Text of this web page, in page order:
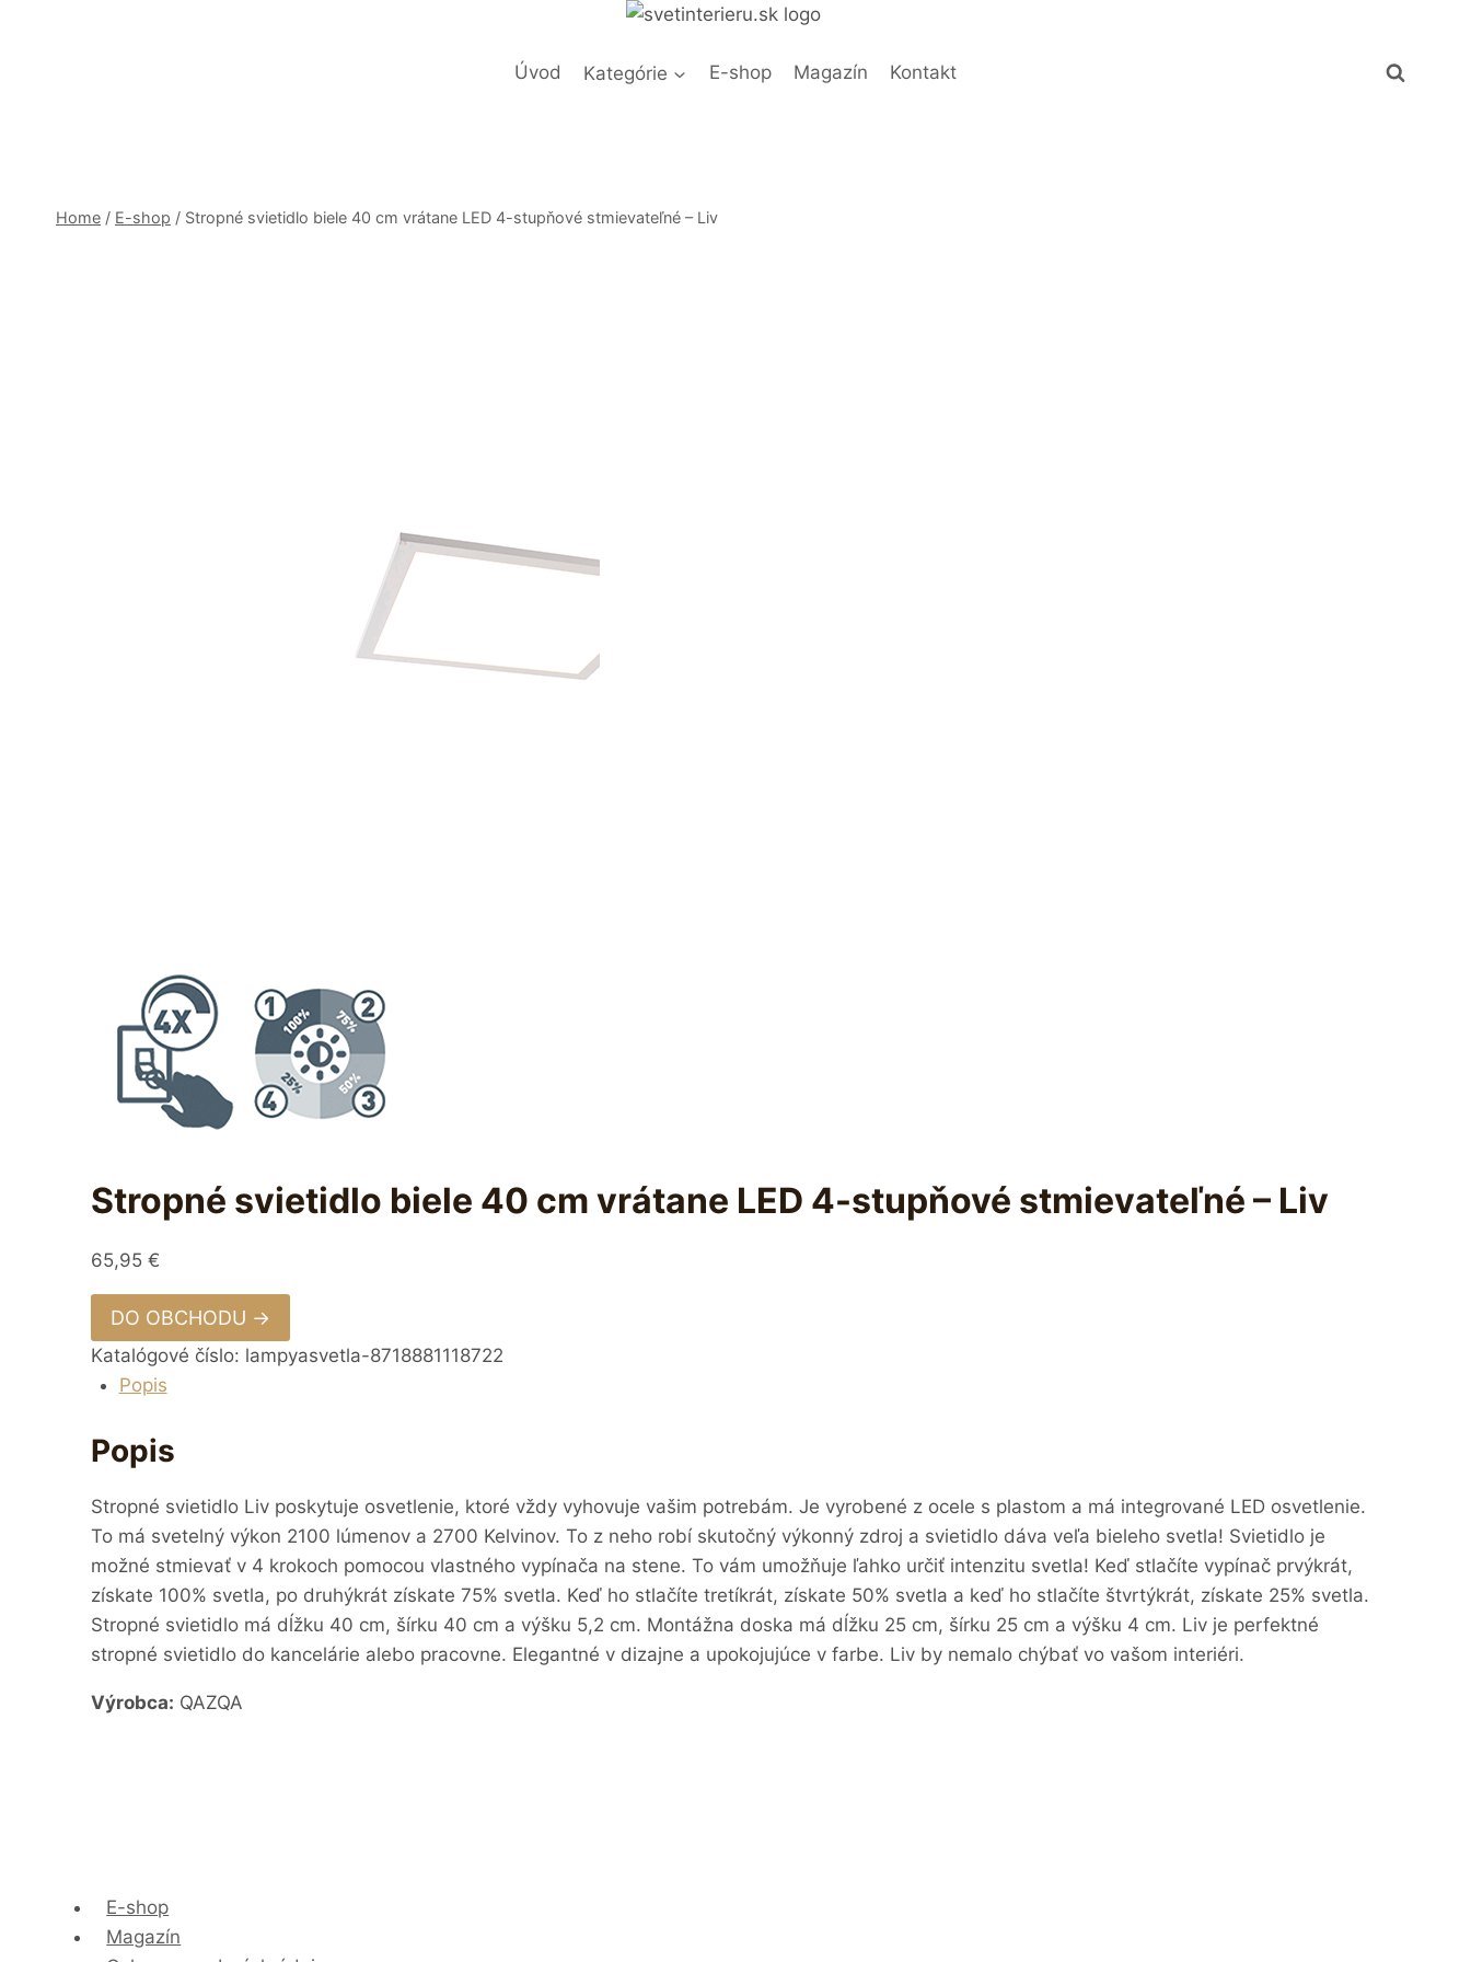
Úvod Kategórie E-shop Magazín Kontakt
Home / E-shop / Stropné svietidlo biele 40 cm vrátane LED 4-stupňové stmievateľné – Liv
Stropné svietidlo biele 40 cm vrátane LED 4-stupňové stmievateľné – Liv
65,95 €
DO OBCHODU →
Katalógové číslo: lampyasvetla-8718881118722
Popis
Popis
Stropné svietidlo Liv poskytuje osvetlenie, ktoré vždy vyhovuje vašim potrebám. Je vyrobené z ocele s plastom a má integrované LED osvetlenie.
To má svetelný výkon 2100 lúmenov a 2700 Kelvinov. To z neho robí skutočný výkonný zdroj a svietidlo dáva veľa bieleho svetla! Svietidlo je
možné stmievať v 4 krokoch pomocou vlastného vypínača na stene. To vám umožňuje ľahko určiť intenzitu svetla! Keď stlačíte vypínač prvýkrát,
získate 100% svetla, po druhýkrát získate 75% svetla. Keď ho stlačíte tretíkrát, získate 50% svetla a keď ho stlačíte štvrtýkrát, získate 25% svetla.
Stropné svietidlo má dĺžku 40 cm, šírku 40 cm a výšku 5,2 cm. Montážna doska má dĺžku 25 cm, šírku 25 cm a výšku 4 cm. Liv je perfektné
stropné svietidlo do kancelárie alebo pracovne. Elegantné v dizajne a upokojujúce v farbe. Liv by nemalo chýbať vo vašom interiéri.
Výrobca: QAZQA
E-shop
Magazín